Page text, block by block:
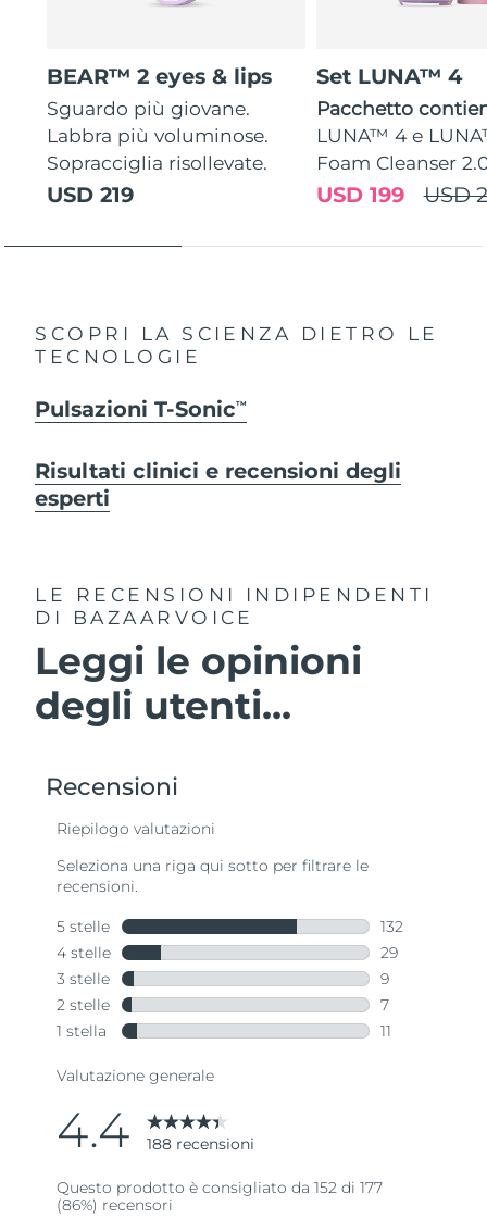
BEAR™ 2 eyes & lips
Sguardo più giovane.
Labbra più voluminose.
Sopracciglia risollevate.
USD 219
Set LUNA™ 4
Pacchetto
LUNA™ 4 e
Foam Cleanser
USD
USD 199
SCOPRI LA SCIENZA DIETRO LE
TECNOLOGIE
Pulsazioni T-SonicTM
Risultati clinici e recensioni degli
esperti
LE RECENSIONI INDIPENDENTI
DI BAZAARVOICE
Leggi le opinioni
degli utenti...